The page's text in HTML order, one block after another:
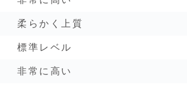
柔らかく上質
標準レベル
非常に高い